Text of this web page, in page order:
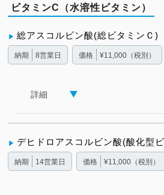
ビタミンC（水溶性ビタミン）
総アスコルビン酸(総ビタミンＣ)
納期 8営業日 価格 ¥11,000（税別）
詳細
デヒドロアスコルビン酸(酸化型
納期 14営業日 価格 ¥11,000（税別）